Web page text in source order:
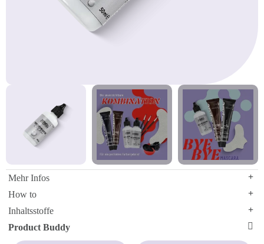
Mehr Infos
How to
Inhaltsstoffe
Product Buddy